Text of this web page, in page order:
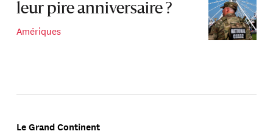
leur pire anniversaire ?
Amériques
Le Grand Continent